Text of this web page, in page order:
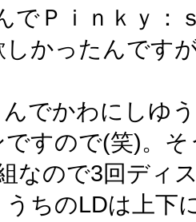
でＰｉｎｋｙ：
かったんです
んでかわにしゆ
すので(笑)。
なので3回ディ
うちのLDは上下